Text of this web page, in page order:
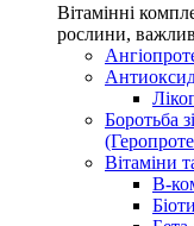
Вітамінні
рослини,
Боротьба
Вітаміни
B-